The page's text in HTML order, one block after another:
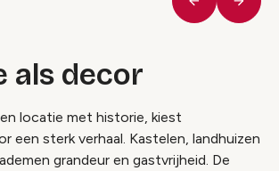
Vorige
als decor
locatie met historie, kiest
een sterk verhaal. Kastelen, landhuizen
grandeur en gastvrijheid. De